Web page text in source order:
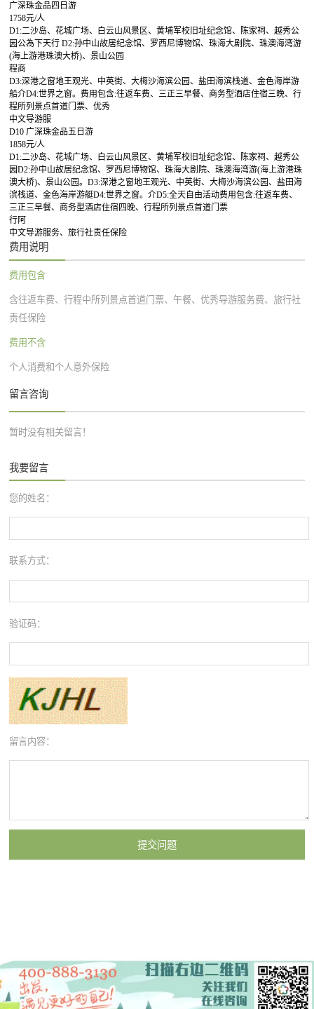
广深珠金品四日游
1758元/人
D1:二沙岛、花城广场、白云山风景区、黄埔军校旧址纪念馆、陈家祠、越秀公
园公為下天行 D2:孙中山故居纪念馆、罗西尼博物馆、珠海大剧院、珠澳海湾游
(海上游港珠澳大桥)、景山公园
程商
D3:深港之窗地王观光、中英街、大梅沙海滨公园、盐田海滨栈道、金色海岸游
船介D4:世界之窗。费用包含:往返车费、三正三早餐、商务型酒店住宿三晚、行
程所列景点首道门票、优秀
中文导游服
D10 广深珠金品五日游
1858元/人
D1:二沙岛、花城广场、白云山风景区、黄埔军校旧址纪念馆、陈家祠、越秀公
园D2:孙中山故居纪念馆、罗西尼博物馆、珠海大剧院、珠澳海湾游(海上游港珠
澳大桥)、景山公园。D3:深港之窗地王观光、中英街、大梅沙海滨公园、盐田海
滨栈道、金色海岸游艇D4:世界之窗。介D5:全天自由活动费用包含:往返车费、
三正三早餐、商务型酒店住宿四晚、行程所列景点首道门票
行阿
中文导游服务、旅行社责任保险
费用说明
费用包含
含往返车费、行程中所列景点首道门票、午餐、优秀导游服务费、旅行社
责任保险
费用不含
个人消费和个人意外保险
留言咨询
暂时没有相关留言！
我要留言
您的姓名：
联系方式：
验证码：
留言内容：